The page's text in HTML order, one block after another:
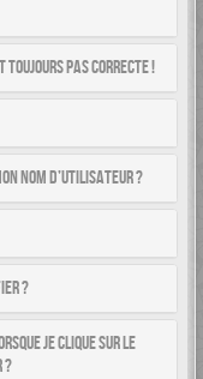
toujours pas correcte !
nom d’utilisateur ?
?
je clique sur le
?